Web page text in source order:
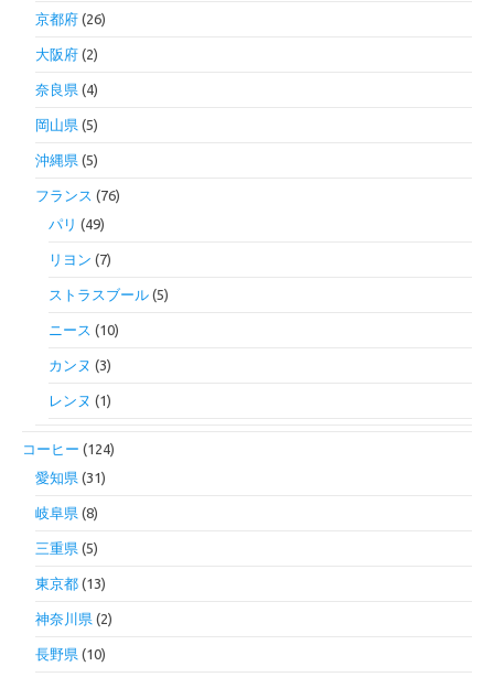
京都府 (26)
大阪府 (2)
奈良県 (4)
岡山県 (5)
沖縄県 (5)
フランス (76)
パリ (49)
リヨン (7)
ストラスブール (5)
ニース (10)
カンヌ (3)
レンヌ (1)
コーヒー (124)
愛知県 (31)
岐阜県 (8)
三重県 (5)
東京都 (13)
神奈川県 (2)
長野県 (10)